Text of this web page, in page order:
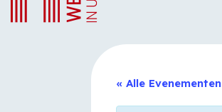
« Alle Evenementen